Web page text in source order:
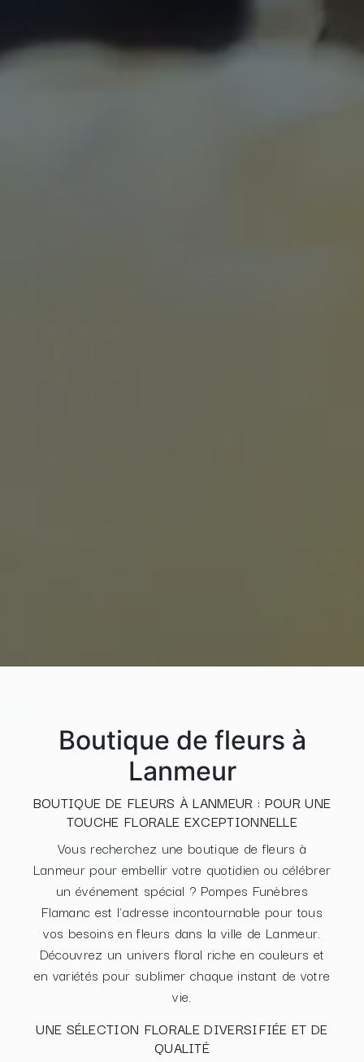
Boutique de fleurs à
Lanmeur
BOUTIQUE DE FLEURS À LANMEUR : POUR UNE
TOUCHE FLORALE EXCEPTIONNELLE
Vous recherchez une boutique de fleurs à
Lanmeur pour embellir votre quotidien ou célébrer
un événement spécial ? Pompes Funèbres
Flamanc est l'adresse incontournable pour tous
vos besoins en fleurs dans la ville de Lanmeur.
Découvrez un univers floral riche en couleurs et
en variétés pour sublimer chaque instant de votre
vie.
UNE SÉLECTION FLORALE DIVERSIFIÉE ET DE
QUALITÉ